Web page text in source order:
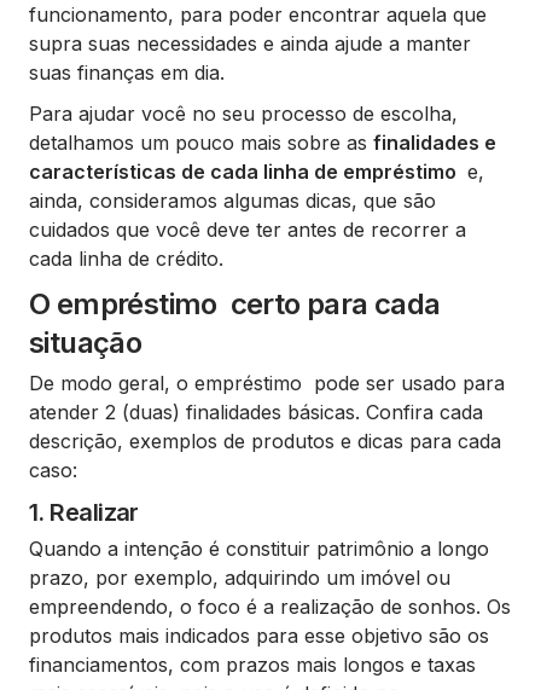
funcionamento, para poder encontrar aquela que
supra suas necessidades e ainda ajude a manter
suas finanças em dia.
Para ajudar você no seu processo de escolha,
detalhamos um pouco mais sobre as finalidades e
características de cada linha de empréstimo e,
ainda, consideramos algumas dicas, que são
cuidados que você deve ter antes de recorrer a
cada linha de crédito.
O empréstimo certo para cada
situação
De modo geral, o empréstimo pode ser usado para
atender 2 (duas) finalidades básicas. Confira cada
descrição, exemplos de produtos e dicas para cada
caso:
1. Realizar
Quando a intenção é constituir patrimônio a longo
prazo, por exemplo, adquirindo um imóvel ou
empreendendo, o foco é a realização de sonhos. Os
produtos mais indicados para esse objetivo são os
financiamentos, com prazos mais longos e taxas